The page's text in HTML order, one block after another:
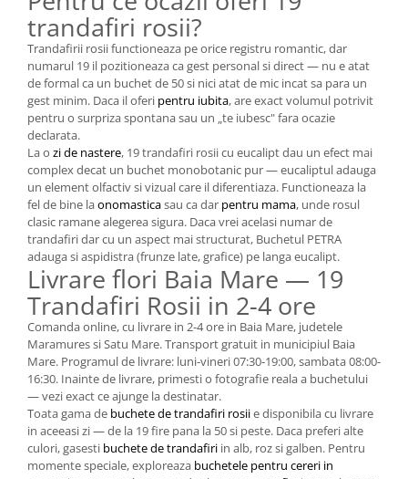
trandafiri rosii?
Trandafirii rosii functioneaza pe orice registru romantic, dar
numarul 19 il pozitioneaza ca gest personal si direct — nu e atat
de formal ca un buchet de 50 si nici atat de mic incat sa para un
gest minim. Daca il oferi pentru iubita, are exact volumul potrivit
pentru o surpriza spontana sau un „te iubesc" fara ocazie
declarata.
La o zi de nastere, 19 trandafiri rosii cu eucalipt dau un efect mai
complex decat un buchet monobotanic pur — eucaliptul adauga
un element olfactiv si vizual care il diferentiaza. Functioneaza la
fel de bine laonomasticasau ca dar pentru mama, unde rosul
clasic ramane alegerea sigura. Daca vrei acelasi numar de
trandafiri dar cu un aspect mai structurat, Buchetul PETRA
adauga si aspidistra (frunze late, grafice) pe langa eucalipt.
Livrare flori Baia Mare — 19
Trandafiri Rosii in 2-4 ore
Comanda online, cu livrare in 2-4 ore in Baia Mare, judetele
Maramures si Satu Mare. Transport gratuit in municipiul Baia
Mare. Programul de livrare: luni-vineri 07:30-19:00, sambata 08:00-
16:30. Inainte de livrare, primesti o fotografie reala a buchetului
— vezi exact ce ajunge la destinatar.
Toata gama de buchete de trandafiri rosiie disponibila cu livrare
in aceeasi zi — de la 19 fire pana la 50 si peste. Daca preferi alte
culori, gasesti buchete de trandafiri in alb, roz si galben. Pentru
momente speciale, exploreaza buchetele pentru cereri in